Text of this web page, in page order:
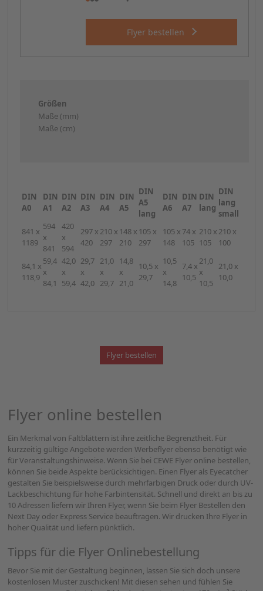
Flyer bestellen
Größen
Maße (mm)
Maße (cm)
DIN
A0
DIN
A1
DIN
A2
DIN
A3
DIN
A4
DIN
A5
DIN
A5
lang
DIN
A6
DIN
A7
DIN
lang
DIN
lang
small
841 x
1189
594
x
841
420
x
594
297 x
420
210 x
297
148 x
210
105 x
297
105 x
148
74 x
105
210 x
105
210 x
100
84,1 x
118,9
59,4
x
84,1
42,0
x
59,4
29,7
x
42,0
21,0
x
29,7
14,8
x
21,0
10,5 x
29,7
10,5
x
14,8
7,4 x
10,5
21,0
x
10,5
21,0 x
10,0
Flyer bestellen
Flyer online bestellen
Ein Merkmal von Faltblättern ist ihre zeitliche Begrenztheit. Für
kurzzeitig gültige Angebote werden Werbeflyer ebenso benötigt wie
für Veranstaltungshinweise. Wenn Sie bei CEWE Flyer online bestellen,
können Sie beide Aspekte berücksichtigen. Einen Flyer als Eyecatcher
gestalten Sie beispielsweise durch mehrfarbigen Druck oder durch UV-
Lackbeschichtung für hohe Farbintensität. Schnell und direkt an bis zu
10 Adressen liefern wir Ihren Flyer, wenn Sie beim Flyer Bestellen den
Next Day oder Express Service beauftragen. Wir drucken Ihre Flyer in
hoher Qualität und liefern pünktlich.
Tipps für die Flyer Onlinebestellung
Bevor Sie mit der Gestaltung beginnen, lassen Sie sich doch unsere
kostenlosen Muster zuschicken! Mit diesen sehen und fühlen Sie